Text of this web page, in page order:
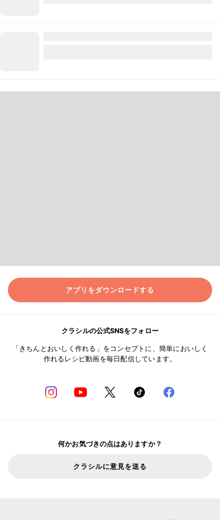
アプリをダウンロードする
クラシルの公式SNSをフォロー
「きちんとおいしく作れる」をコンセプトに、簡単においしく
作れるレシピ動画を毎日配信しています。
何かお気づきの点はありますか？
クラシルに意見を送る